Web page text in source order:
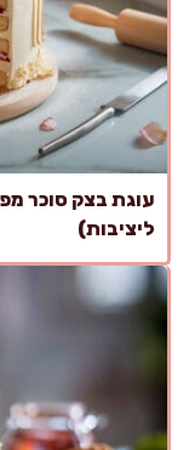
עוגת בצק סוכר
ליציבות)